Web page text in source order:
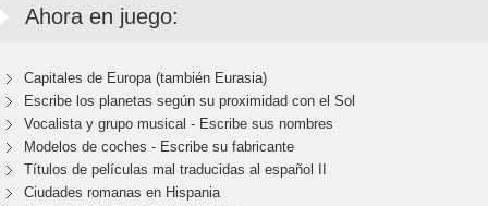
Ahora en juego:
Capitales de Europa (también Eurasia)
Escribe los planetas según su proximidad con el Sol
Vocalista y grupo musical - Escribe sus nombres
Modelos de coches - Escribe su fabricante
Títulos de películas mal traducidas al español II
Ciudades romanas en Hispania